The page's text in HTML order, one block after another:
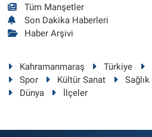
Tüm Manşetler
Son Dakika Haberleri
Haber Arşivi
Kahramanmaraş Türkiye
Spor
Kültür Sanat Sağlık
Dünya
İlçeler